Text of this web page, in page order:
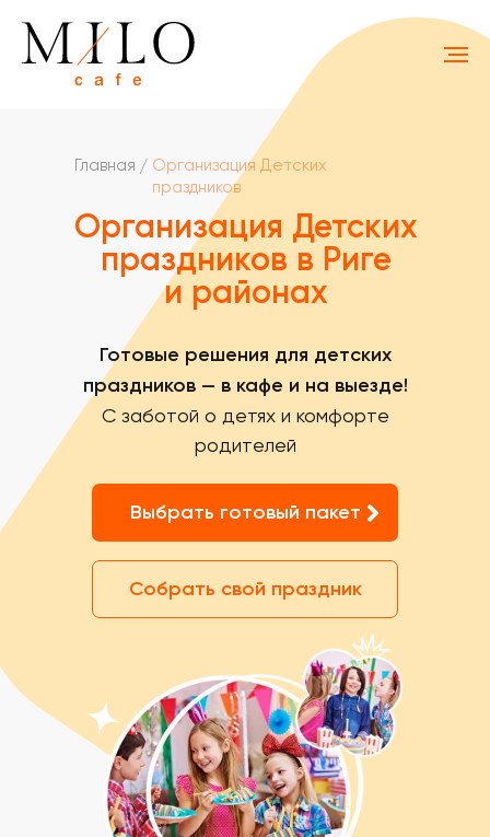
Организация Детских
праздников в Риге
и районах
Готовые решения для детских
праздников — в кафе и на выезде!
С заботой о детях и комфорте
родителей
Выбрать готовый пакет
Собрать свой праздник
Главная
Организация Детских
праздников
/